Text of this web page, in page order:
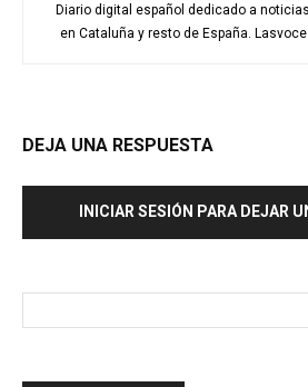
Diario digital español dedicado a
en Cataluña y resto de España.
DEJA UNA RESPUESTA
INICIAR SESIÓN PARA DEJAR